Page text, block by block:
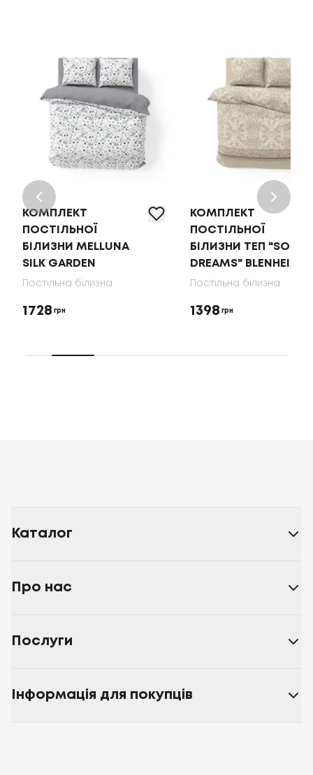
КОМПЛЕКТ
ПОСТІЛЬНОЇ
БІЛИЗНИ MELLUNA
SILK GARDEN
Постільна білизна
1728 грн
КОМПЛЕКТ
ПОСТІЛЬНОЇ
БІЛИЗНИ ТЕП "SOFT
DREAMS" BLENHEIM
Постільна білизна
1398 грн
Каталог
Про нас
Послуги
Інформація для покупців